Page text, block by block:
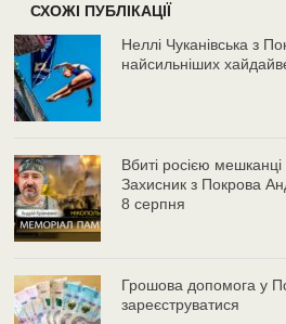
СХОЖІ ПУБЛІКАЦІЇ
Неллі Чуканівська з
найсильніших
Вбиті росією
Захисник з Покрова
8 серпня
Грошова допомога у
зареєструватися